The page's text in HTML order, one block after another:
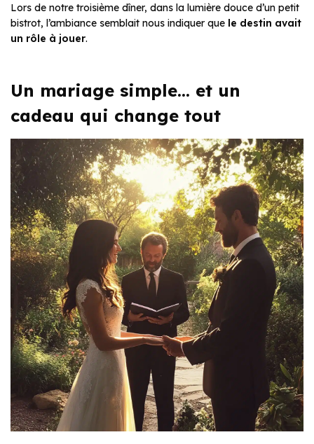
Lors de notre troisième dîner, dans la lumière douce d’un petit
bistrot, l’ambiance semblait nous indiquer que le destin avait
un rôle à jouer.
Un mariage simple… et un
cadeau qui change tout